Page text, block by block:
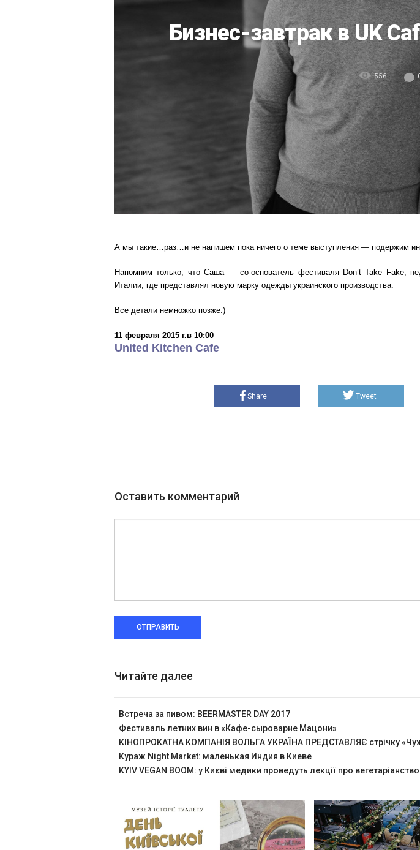
Бизнес-завтрак в UK
556
А мы такие…раз…и не напишем пока ничего о теме выступления — подержим
Напомним только, что Саша — со-основатель фестиваля Don’t Take Fake,
Италии, где представлял новую марку одежды украинского производства.
Все детали немножко позже:)
11 февраля 2015 г.в 10:00
United Kitchen Cafe
Share Tweet
Оставить комментарий
ОТПРАВИТЬ
Читайте далее
Встреча за пивом: BEERMASTER DAY 2017
Фестиваль летних вин в «Кафе-сыроварне Мацони»
КІНОПРОКАТНА КОМПАНІЯ ВОЛЬГА УКРАЇНА ПРЕДСТАВЛЯЄ стрічку
Кураж Night Market: маленькая Индия в Киеве
KYIV VEGAN BOOM: у Києві медики проведуть лекції про вегетаріанство